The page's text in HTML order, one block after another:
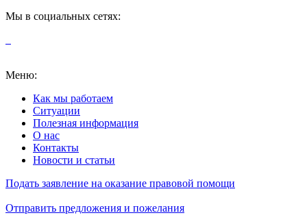
Мы в социальных сетях:
Меню:
Как мы работаем
Ситуации
Полезная информация
О нас
Контакты
Новости и статьи
Подать заявление на оказание правовой помощи
Отправить предложения и пожелания